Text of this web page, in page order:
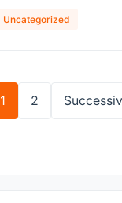
Uncategorized
1 2